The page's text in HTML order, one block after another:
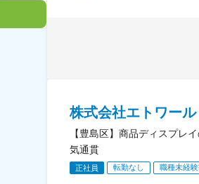
株式会社エトワール
【豊島区】商品ディスプレ
気通貫
正社員 転勤なし 職種未経